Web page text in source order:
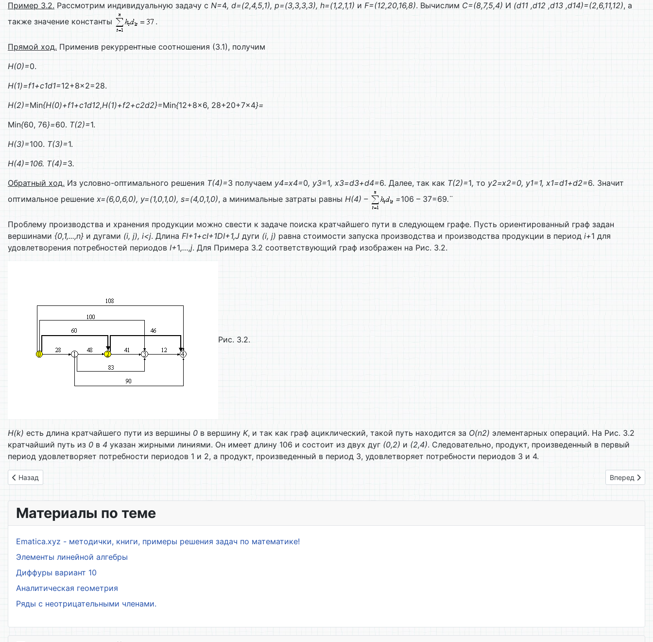
Пример 3.2. Рассмотрим индивидуальную задачу с N=4, d=(2,4,5,1), p=(3,3,3,3), h=(1,2,1,1) и F=(12,20,16,8). Вычислим C=(8,7,5,4) И (d11 ,d12 ,d13 ,d14)=(2,6,11,12), а
также значение константы
.
Прямой ход. Применив рекуррентные соотношения (3.1), получим
H(0)=0.
H(1)=f1+c1d1=12+8×2=28.
H(2)=Min{H(0)+f1+c1d12,H(1)+f2+c2d2}=Min{12+8×6, 28+20+7×4}=
Min{60, 76}=60. T(2)=1.
H(3)=100. T(3)=1.
H(4)=106. T(4)=3.
Обратный ход. Из условно-оптимального решения T(4)=3 получаем y4=x4=0, y3=1, x3=d3+d4=6. Далее, так как T(2)=1, то y2=x2=0, y1=1, x1=d1+d2=6. Значит
оптимальное решение x=(6,0,6,0), y=(1,0,1,0), s=(4,0,1,0), а минимальные затраты равны H(4) – =106 – 37=69.¨
Проблему производства и хранения продукции можно свести к задаче поиска кратчайшего пути в следующем графе. Пусть ориентированный граф задан
вершинами {0,1,...,n} и дугами (i, j), i<j. Длина FI+1+cI+1DI+1,J дуги (i, j) равна стоимости запуска производства и производства продукции в период i+1 для
удовлетворения потребностей периодов I+1,…,j. Для Примера 3.2 соответствующий граф изображен на Рис. 3.2.
Рис. 3.2.
H(k) есть длина кратчайшего пути из вершины 0 в вершину K, и так как граф ациклический, такой путь находится за O(n2) элементарных операций. На Рис. 3.2
кратчайший путь из 0 в 4 указан жирными линиями. Он имеет длину 106 и состоит из двух дуг (0,2) и (2,4). Следовательно, продукт, произведенный в первый
период удовлетворяет потребности периодов 1 и 2, а продукт, произведенный в период 3, удовлетворяет потребности периодов 3 и 4.
Предыдущий: 3. Динамическое программирование
Назад Следующий:
Вперед
Материалы по теме
Ematica.xyz - методички, книги, примеры решения задач по математике!
Элементы линейной алгебры
Диффуры вариант 10
Аналитическая геометрия
Ряды с неотрицательными членами.